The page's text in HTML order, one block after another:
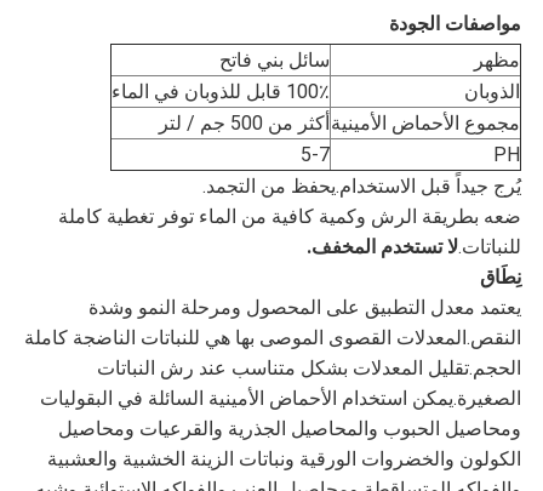
مواصفات الجودة
مظهر
سائل بني فاتح
الذوبان
100٪ قابل للذوبان في الماء
مجموع الأحماض الأمينية أكثر من 500 جم / لتر
PH
5-7
يُرج جيداً قبل الاستخدام.يحفظ من التجمد.
ضعه بطريقة الرش وكمية كافية من الماء توفر تغطية كاملة
للنباتات.لا تستخدم المخفف.
نِطَاق
يعتمد معدل التطبيق على المحصول ومرحلة النمو وشدة
النقص.المعدلات القصوى الموصى بها هي للنباتات الناضجة كاملة
الحجم.تقليل المعدلات بشكل متناسب عند رش النباتات
الصغيرة.يمكن استخدام الأحماض الأمينية السائلة في البقوليات
ومحاصيل الحبوب والمحاصيل الجذرية والقرعيات ومحاصيل
الكولون والخضروات الورقية ونباتات الزينة الخشبية والعشبية